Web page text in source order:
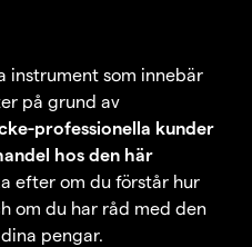
instrument som innebär
på grund av
professionella kunder
hos den här
efter om du förstår hur
om du har råd med den
pengar.